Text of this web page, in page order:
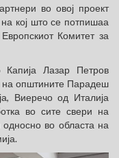
во овој проект
кој што се потпишаа
Комитет за
Лазар Петров
на општините Парадеш
Виеречо од Италија
во сите свери на
односно во областа на